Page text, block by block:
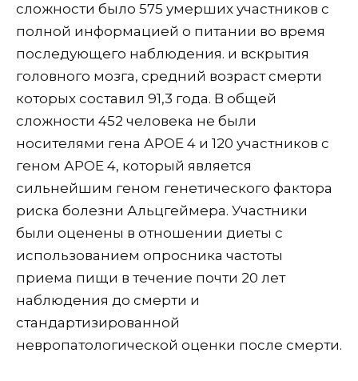
сложности было 575 умерших участников с
полной информацией о питании во время
последующего наблюдения. и вскрытия
головного мозга, средний возраст смерти
которых составил 91,3 года. В общей
сложности 452 человека не были
носителями гена АРОЕ 4 и 120 участников с
геном АРОЕ 4, который является
сильнейшим геном генетического фактора
риска болезни Альцгеймера. Участники
были оценены в отношении диеты с
использованием опросника частоты
приема пищи в течение почти 20 лет
наблюдения до смерти и
стандартизированной
невропатологической оценки после смерти.